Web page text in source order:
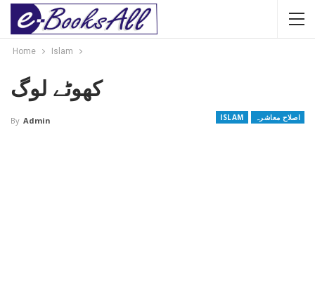
Home Islam
کھوٹے لوگ
ISLAM اصلاح معاشرہ By Admin